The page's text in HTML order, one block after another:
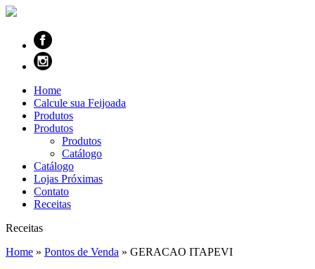
Home
Calcule sua Feijoada
Produtos
Produtos
Produtos
Catálogo
Catálogo
Lojas Próximas
Contato
Receitas
Receitas
Home » Pontos de Venda » GERACAO ITAPEVI